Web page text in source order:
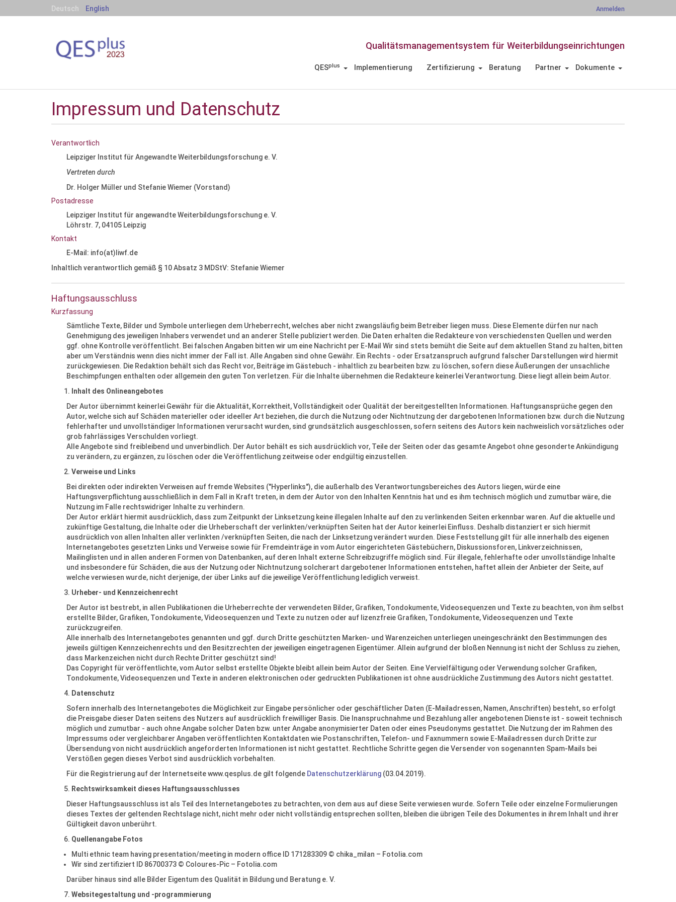
Anmelden
Deutsch English
Qualitätsmanagementsystem für Weiterbildungseinrichtungen
QESplus Implementierung Zertifizierung Beratung Partner Dokumente
Impressum und Datenschutz
Verantwortlich
Leipziger Institut für Angewandte Weiterbildungsforschung e. V.
Vertreten durch
Dr. Holger Müller und Stefanie Wiemer (Vorstand)
Postadresse
Leipziger Institut für angewandte Weiterbildungsforschung e. V.
Löhrstr. 7, 04105 Leipzig
Kontakt
E-Mail: info(at)liwf.de
Inhaltlich verantwortlich gemäß § 10 Absatz 3 MDStV: Stefanie Wiemer
Haftungsausschluss
Kurzfassung
Sämtliche Texte, Bilder und Symbole unterliegen dem Urheberrecht, welches aber nicht zwangsläufig beim Betreiber liegen muss. Diese Elemente dürfen nur nach
Genehmigung des jeweiligen Inhabers verwendet und an anderer Stelle publiziert werden. Die Daten erhalten die Redakteure von verschiedensten Quellen und werden
ggf. ohne Kontrolle veröffentlicht. Bei falschen Angaben bitten wir um eine Nachricht per E-Mail Wir sind stets bemüht die Seite auf dem aktuellen Stand zu halten, bitten
aber um Verständnis wenn dies nicht immer der Fall ist. Alle Angaben sind ohne Gewähr. Ein Rechts - oder Ersatzanspruch aufgrund falscher Darstellungen wird hiermit
zurückgewiesen. Die Redaktion behält sich das Recht vor, Beiträge im Gästebuch - inhaltlich zu bearbeiten bzw. zu löschen, sofern diese Äußerungen der unsachliche
Beschimpfungen enthalten oder allgemein den guten Ton verletzen. Für die Inhalte übernehmen die Redakteure keinerlei Verantwortung. Diese liegt allein beim Autor.
Inhalt des Onlineangebotes
Der Autor übernimmt keinerlei Gewähr für die Aktualität, Korrektheit, Vollständigkeit oder Qualität der bereitgestellten Informationen. Haftungsansprüche gegen den
Autor, welche sich auf Schäden materieller oder ideeller Art beziehen, die durch die Nutzung oder Nichtnutzung der dargebotenen Informationen bzw. durch die Nutzung
fehlerhafter und unvollständiger Informationen verursacht wurden, sind grundsätzlich ausgeschlossen, sofern seitens des Autors kein nachweislich vorsätzliches oder
grob fahrlässiges Verschulden vorliegt.
Alle Angebote sind freibleibend und unverbindlich. Der Autor behält es sich ausdrücklich vor, Teile der Seiten oder das gesamte Angebot ohne gesonderte Ankündigung
zu verändern, zu ergänzen, zu löschen oder die Veröffentlichung zeitweise oder endgültig einzustellen.
Verweise und Links
Bei direkten oder indirekten Verweisen auf fremde Websites ("Hyperlinks"), die außerhalb des Verantwortungsbereiches des Autors liegen, würde eine
Haftungsverpflichtung ausschließlich in dem Fall in Kraft treten, in dem der Autor von den Inhalten Kenntnis hat und es ihm technisch möglich und zumutbar wäre, die
Nutzung im Falle rechtswidriger Inhalte zu verhindern.
Der Autor erklärt hiermit ausdrücklich, dass zum Zeitpunkt der Linksetzung keine illegalen Inhalte auf den zu verlinkenden Seiten erkennbar waren. Auf die aktuelle und
zukünftige Gestaltung, die Inhalte oder die Urheberschaft der verlinkten/verknüpften Seiten hat der Autor keinerlei Einfluss. Deshalb distanziert er sich hiermit
ausdrücklich von allen Inhalten aller verlinkten /verknüpften Seiten, die nach der Linksetzung verändert wurden. Diese Feststellung gilt für alle innerhalb des eigenen
Internetangebotes gesetzten Links und Verweise sowie für Fremdeinträge in vom Autor eingerichteten Gästebüchern, Diskussionsforen, Linkverzeichnissen,
Mailinglisten und in allen anderen Formen von Datenbanken, auf deren Inhalt externe Schreibzugriffe möglich sind. Für illegale, fehlerhafte oder unvollständige Inhalte
und insbesondere für Schäden, die aus der Nutzung oder Nichtnutzung solcherart dargebotener Informationen entstehen, haftet allein der Anbieter der Seite, auf
welche verwiesen wurde, nicht derjenige, der über Links auf die jeweilige Veröffentlichung lediglich verweist.
Urheber- und Kennzeichenrecht
Der Autor ist bestrebt, in allen Publikationen die Urheberrechte der verwendeten Bilder, Grafiken, Tondokumente, Videosequenzen und Texte zu beachten, von ihm selbst
erstellte Bilder, Grafiken, Tondokumente, Videosequenzen und Texte zu nutzen oder auf lizenzfreie Grafiken, Tondokumente, Videosequenzen und Texte
zurückzugreifen.
Alle innerhalb des Internetangebotes genannten und ggf. durch Dritte geschützten Marken- und Warenzeichen unterliegen uneingeschränkt den Bestimmungen des
jeweils gültigen Kennzeichenrechts und den Besitzrechten der jeweiligen eingetragenen Eigentümer. Allein aufgrund der bloßen Nennung ist nicht der Schluss zu ziehen,
dass Markenzeichen nicht durch Rechte Dritter geschützt sind!
Das Copyright für veröffentlichte, vom Autor selbst erstellte Objekte bleibt allein beim Autor der Seiten. Eine Vervielfältigung oder Verwendung solcher Grafiken,
Tondokumente, Videosequenzen und Texte in anderen elektronischen oder gedruckten Publikationen ist ohne ausdrückliche Zustimmung des Autors nicht gestattet.
Datenschutz
Sofern innerhalb des Internetangebotes die Möglichkeit zur Eingabe persönlicher oder geschäftlicher Daten (E-Mailadressen, Namen, Anschriften) besteht, so erfolgt
die Preisgabe dieser Daten seitens des Nutzers auf ausdrücklich freiwilliger Basis. Die Inanspruchnahme und Bezahlung aller angebotenen Dienste ist - soweit technisch
möglich und zumutbar - auch ohne Angabe solcher Daten bzw. unter Angabe anonymisierter Daten oder eines Pseudonyms gestattet. Die Nutzung der im Rahmen des
Impressums oder vergleichbarer Angaben veröffentlichten Kontaktdaten wie Postanschriften, Telefon- und Faxnummern sowie E-Mailadressen durch Dritte zur
Übersendung von nicht ausdrücklich angeforderten Informationen ist nicht gestattet. Rechtliche Schritte gegen die Versender von sogenannten Spam-Mails bei
Verstößen gegen dieses Verbot sind ausdrücklich vorbehalten.
Für die Registrierung auf der Internetseite www.qesplus.de gilt folgende Datenschutzerklärung (03.04.2019).
Rechtswirksamkeit dieses Haftungsausschlusses
Dieser Haftungsausschluss ist als Teil des Internetangebotes zu betrachten, von dem aus auf diese Seite verwiesen wurde. Sofern Teile oder einzelne Formulierungen
dieses Textes der geltenden Rechtslage nicht, nicht mehr oder nicht vollständig entsprechen sollten, bleiben die übrigen Teile des Dokumentes in ihrem Inhalt und ihrer
Gültigkeit davon unberührt.
Quellenangabe Fotos
Multi ethnic team having presentation/meeting in modern office ID 171283309 © chika_milan – Fotolia.com
Wir sind zertifiziert ID 86700373 © Coloures-Pic – Fotolia.com
Darüber hinaus sind alle Bilder Eigentum des Qualität in Bildung und Beratung e. V.
Websitegestaltung und -programmierung